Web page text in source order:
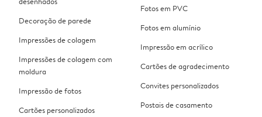
Decoração de parede
Impressões de colagem
Impressões de colagem com
moldura
Impressão de fotos
Cartões personalizados
Fotos em PVC
Fotos em alumínio
Impressão em acrílico
Cartões de agradecimento
Convites personalizados
Postais de casamento